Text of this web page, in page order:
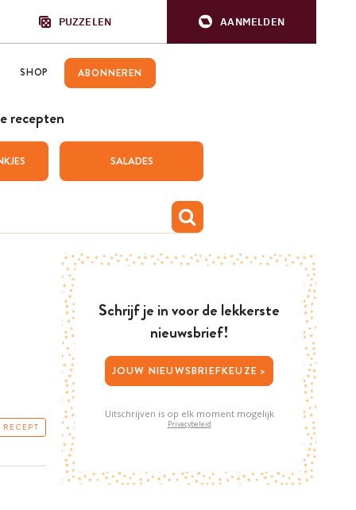
PUZZELEN AANMELDEN
SHOP ABONNEREN
recepten
SALADES
Schrijf je in voor de lekkerste
nieuwsbrief!
JOUW NIEUWSBRIEFKEUZE >
Uitschrijven is op elk moment mogelijk
Privacybeleid